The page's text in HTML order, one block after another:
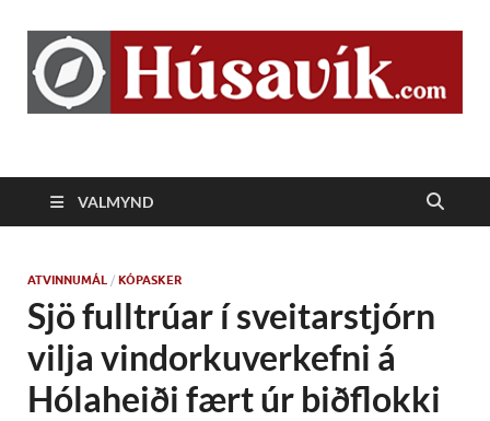
Húsavík.com
VALMYND
ATVINNUMÁL / KÓPASKER
Sjö fulltrúar í sveitarstjórn
vilja vindorkuverkefni á
Hólaheiði fært úr biðflokki